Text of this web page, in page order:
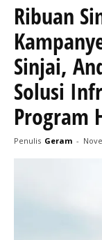
Ribuan
Sinjai,
Solusi
Program
Penulis Geram -